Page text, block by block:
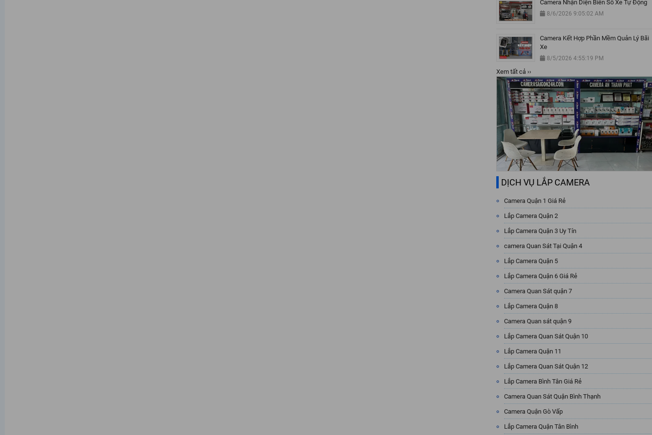
Camera Nhận Diện Biển Số Xe Tự Động
8/6/2026 9:05:02 AM
Camera Kết Hợp Phần Mềm Quản Lý Bãi
Xe
8/5/2026 4:55:19 PM
Xem tất cả ››
DỊCH VỤ LẮP CAMERA
Camera Quận 1 Giá Rẻ
Lắp Camera Quận 2
Lắp Camera Quận 3 Uy Tín
camera Quan Sát Tại Quận 4
Lắp Camera Quận 5
Lắp Camera Quận 6 Giá Rẻ
Camera Quan Sát quận 7
Lắp Camera Quận 8
Camera Quan sát quận 9
Lắp Camera Quan Sát Quận 10
Lắp Camera Quận 11
Lắp Camera Quan Sát Quận 12
Lắp Camera Bình Tân Giá Rẻ
Camera Quan Sát Quận Bình Thạnh
Camera Quận Gò Vấp
Lắp Camera Quận Tân Bình